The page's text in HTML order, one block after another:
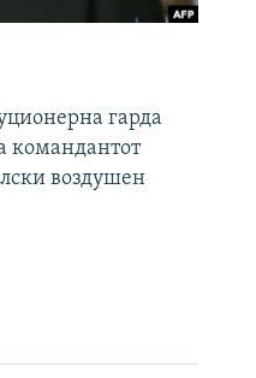
гарда
командантот
воздушен